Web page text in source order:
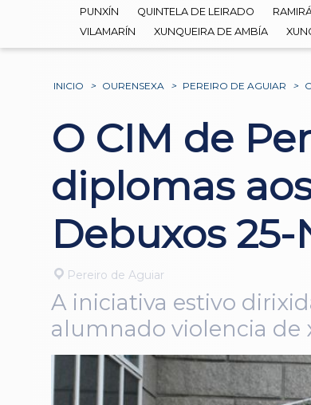
PUNXÍN
QUINTELA DE LEIRADO
VILAMARÍN
XUNQUEIRA DE AMBÍA
INICIO > OURENSEXA > PEREIRO DE AGUIAR >
O CIM de
diplomas
Debuxos 25-
Pereiro de Aguiar
A iniciativa estivo
alumnado violencia de